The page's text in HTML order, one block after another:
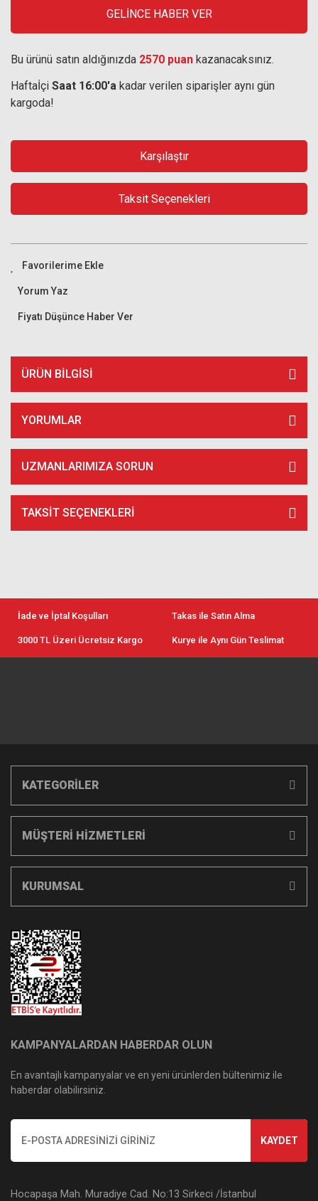
GELİNCE HABER VER
Bu ürünü satın aldığınızda 2570 puan kazanacaksınız.
Haftaİçi Saat 16:00'a kadar verilen siparişler aynı gün
kargoda!
Karşılaştır
Taksit Seçenekleri
Yorum Yaz
Fiyatı Düşünce Haber Ver
ÜRÜN BILGISI
YORUMLAR
UZMANLARIMIZA SORUN
TAKSIT SEÇENEKLERI
İade ve İptal Koşulları Takas ile Satın Alma
3000 TL Üzeri Ücretsiz Kargo Kurye ile Aynı Gün Teslimat
KATEGORİLER
MÜŞTERİ HİZMETLERİ
KURUMSAL
KAMPANYALARDAN HABERDAR OLUN
En avantajlı kampanyalar ve en yeni ürünlerden bültenimiz ile
haberdar olabilirsiniz.
KAYDET
Hocapaşa Mah. Muradiye Cad. No:13 Sirkeci /İstanbul